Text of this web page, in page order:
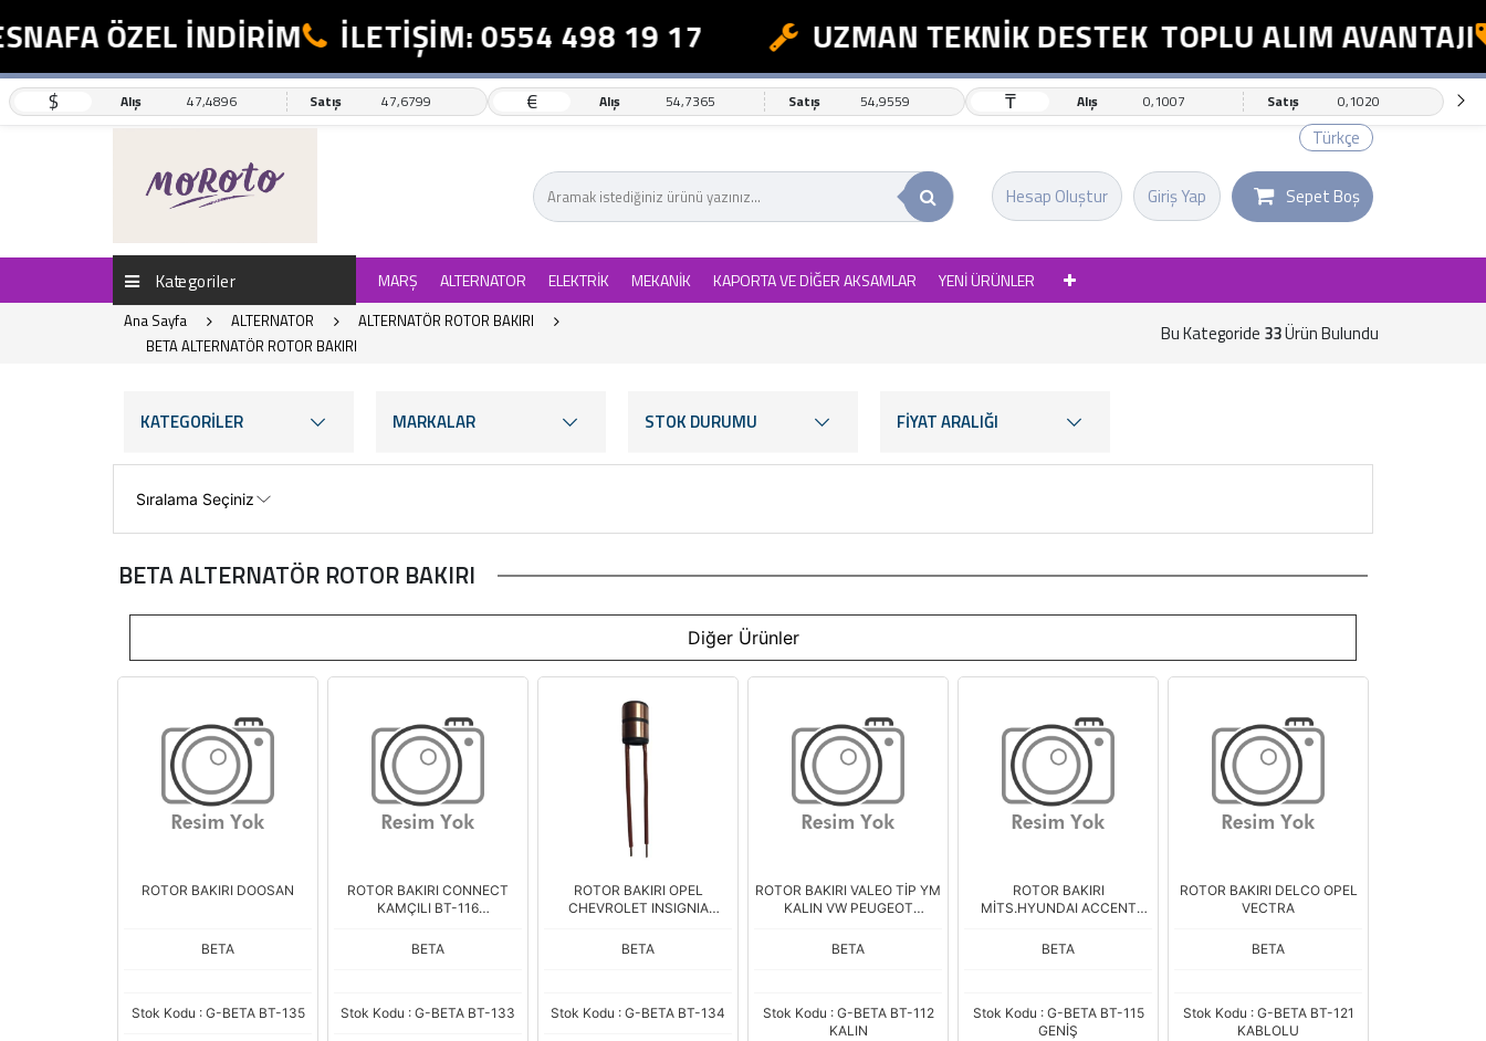
ÖZEL İNDİRİM İLETİŞİM: 0554 498 19 17 UZMAN TEKNİK DESTEK TOPLU ALIM AVANTAJI
$ Alış 47,4896 Satış 47,6799 € Alış 54,7365 Satış 54,9559 ₸ Alış 0,1007 Satış 0,1020
Türkçe
Giriş Yap
Hesap Oluştur Sepet Boş
Kategoriler MARŞ ALTERNATOR ELEKTRİK MEKANİK KAPORTA VE DİĞER AKSAMLAR YENİ ÜRÜNLER
Ana Sayfa ALTERNATOR
ALTERNATÖR ROTOR BAKIRI
BETA ALTERNATÖR ROTOR BAKIRI
Bu Kategoride 33Ürün Bulundu
KATEGORİLER MARKALAR STOK DURUMU FİYAT ARALIĞI
BETA ALTERNATÖR ROTOR BAKIRI
Diğer Ürünler
ROTOR BAKIRI DOOSAN
BETA
Stok Kodu : G-BETA BT-135
ROTOR BAKIRI CONNECT
KAMÇILI BT-116
BETA
Stok Kodu : G-BETA BT-133
ROTOR BAKIRI OPEL
CHEVROLET INSIGNIA
BETA
Stok Kodu : G-BETA BT-134
ROTOR BAKIRI VALEO TİP YM
KALIN VW PEUGEOT
BETA
Stok Kodu : G-BETA BT-112
KALIN
ROTOR BAKIRI
MİTS.HYUNDAI ACCENT
BETA
Stok Kodu : G-BETA BT-115
GENİŞ
ROTOR BAKIRI DELCO OPEL
VECTRA
BETA
Stok Kodu : G-BETA BT-121
KABLOLU